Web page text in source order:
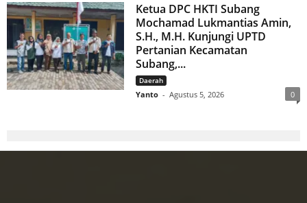
Ketua DPC HKTI Subang
Mochamad Lukmantias Amin,
S.H., M.H. Kunjungi UPTD
Pertanian Kecamatan
Subang,...
Daerah
Yanto - Agustus 5, 2026 0